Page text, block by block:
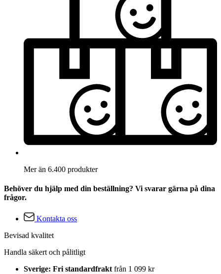
Mer än 6.400 produkter
Behöver du hjälp med din beställning? Vi svarar gärna på dina
frågor.
Kontakta oss
Bevisad kvalitet
Handla säkert och pålitligt
Sverige: Fri standardfrakt från 1 099 kr